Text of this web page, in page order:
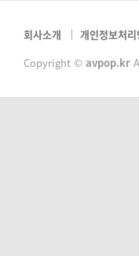
회사소개 개인정보처리
Copyright © avpop.kr